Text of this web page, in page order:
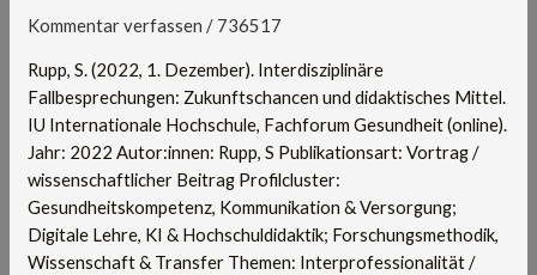
Kommentar verfassen / 736517
Rupp, S. (2022, 1. Dezember). Interdisziplinäre
Fallbesprechungen: Zukunftschancen und didaktisches Mittel.
IU Internationale Hochschule, Fachforum Gesundheit (online).
Jahr: 2022 Autor:innen: Rupp, S Publikationsart: Vortrag /
wissenschaftlicher Beitrag Profilcluster:
Gesundheitskompetenz, Kommunikation & Versorgung;
Digitale Lehre, KI & Hochschuldidaktik; Forschungsmethodik,
Wissenschaft & Transfer Themen: Interprofessionalität /